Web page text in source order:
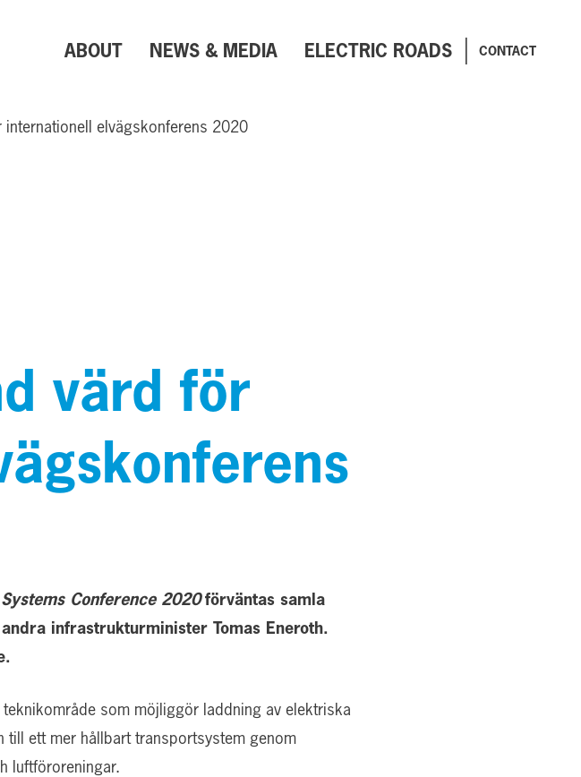
ABOUT NEWS & MEDIA ELECTRIC ROADS CONTACT
elvägskonferens 2020
värd för
Conference 2020 förväntas samla
infrastrukturminister Tomas Eneroth.
som möjliggör laddning av elektriska
till ett mer hållbart transportsystem genom
luftföroreningar.